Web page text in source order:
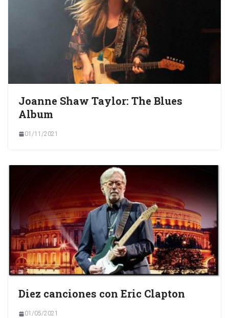
Joanne Shaw Taylor: The Blues
Album
01/11/2021
Diez canciones con Eric Clapton
01/05/2021